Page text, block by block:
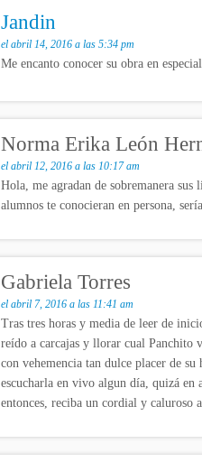
Jandin
el abril 14, 2016 a las 5:34 pm
Me encanto conocer su obra en
Norma Erika León
el abril 12, 2016 a las 10:17 am
Hola, me agradan de sobremanera
alumnos te conocieran en persona,
Gabriela Torres
el abril 7, 2016 a las 11:41 am
Tras tres horas y media de leer de
reído a carcajas y llorar cual Panchito
con vehemencia tan dulce placer de
escucharla en vivo algun día, quizá en
entonces, reciba un cordial y caluroso